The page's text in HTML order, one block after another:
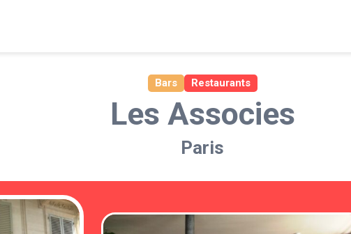
Bars Restaurants
Les Associes
Paris